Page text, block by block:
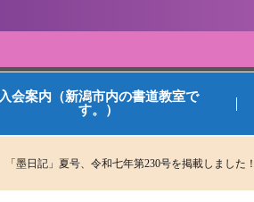
入会案内（新潟市内の書道教室で
す。）
「墨日記」夏号、令和七年第230号を掲載しました！